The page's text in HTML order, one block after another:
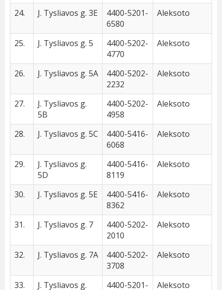
24. J. Tysliavos g. 3E
4400-5201-
6580
Aleksoto
25. J. Tysliavos g. 5
4400-5202-
4770
Aleksoto
26. J. Tysliavos g. 5A
4400-5202-
2232
Aleksoto
27.
J. Tysliavos g.
5B
4400-5202-
4958
Aleksoto
28. J. Tysliavos g. 5C
4400-5416-
6068
Aleksoto
29.
J. Tysliavos g.
5D
4400-5416-
8119
Aleksoto
30. J. Tysliavos g. 5E
4400-5416-
8362
Aleksoto
31. J. Tysliavos g. 7
4400-5202-
2010
Aleksoto
32. J. Tysliavos g. 7A
4400-5202-
3708
Aleksoto
33.
J. Tysliavos g.
4400-5201-
Aleksoto